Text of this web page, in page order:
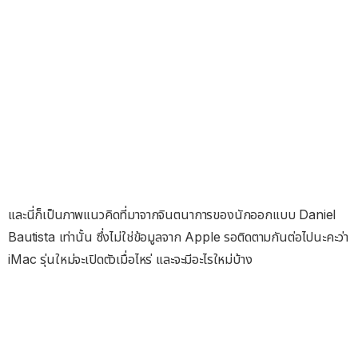
และนี่ก็เป็นภาพแนวคิดที่มาจากจินตนาการของนักออกแบบ Daniel
Bautista เท่านั้น ซึ่งไม่ใช่ข้อมูลจาก Apple รอติดตามกันต่อไปนะคะว่า
iMac รุ่นใหม่จะเปิดตัวเมื่อไหร่ และจะมีอะไรใหม่บ้าง